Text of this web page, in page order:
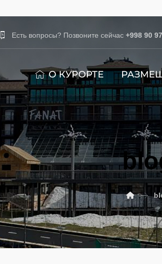
Есть вопросы? Позвоните сейчас +998 90
О КУРОРТЕ